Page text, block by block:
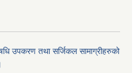
उपकरण तथा सर्जिकल सामाग्रीहरुको